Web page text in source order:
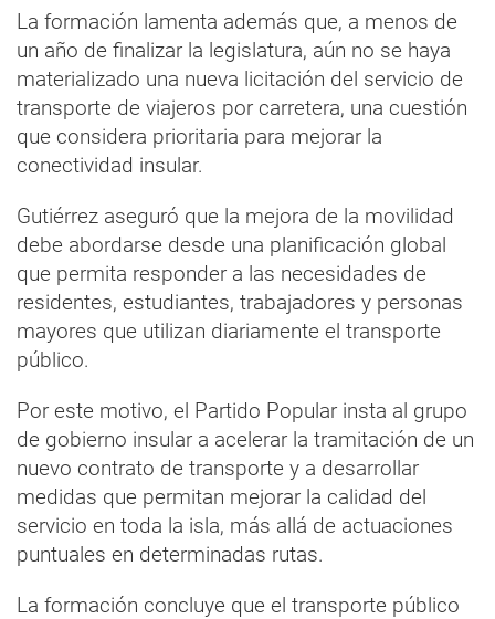
La formación lamenta además que, a menos de
un año de finalizar la legislatura, aún no se haya
materializado una nueva licitación del servicio de
transporte de viajeros por carretera, una cuestión
que considera prioritaria para mejorar la
conectividad insular.
Gutiérrez aseguró que la mejora de la movilidad
debe abordarse desde una planificación global
que permita responder a las necesidades de
residentes, estudiantes, trabajadores y personas
mayores que utilizan diariamente el transporte
público.
Por este motivo, el Partido Popular insta al grupo
de gobierno insular a acelerar la tramitación de un
nuevo contrato de transporte y a desarrollar
medidas que permitan mejorar la calidad del
servicio en toda la isla, más allá de actuaciones
puntuales en determinadas rutas.
La formación concluye que el transporte público